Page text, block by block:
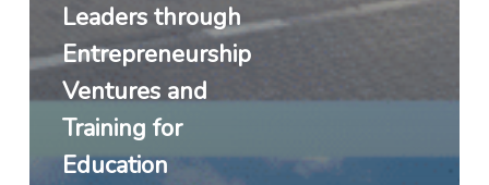
Leaders through
Entrepreneurship
Ventures and
Training for
Education